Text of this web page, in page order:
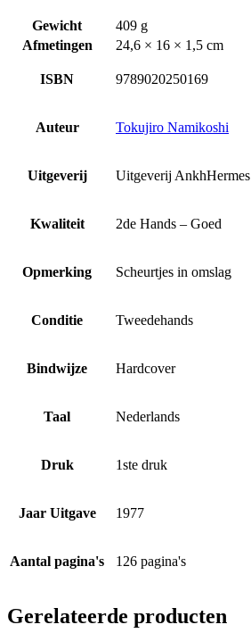
Gewicht
409 g
Afmetingen
24,6 × 16 × 1,5 cm
ISBN 9789020250169
Auteur Tokujiro Namikoshi
Uitgeverij Uitgeverij AnkhHermes
Kwaliteit 2de Hands – Goed
Opmerking Scheurtjes in omslag
Conditie Tweedehands
Bindwijze Hardcover
Taal Nederlands
Druk 1ste druk
Jaar Uitgave 1977
Aantal pagina's 126 pagina's
Gerelateerde producten